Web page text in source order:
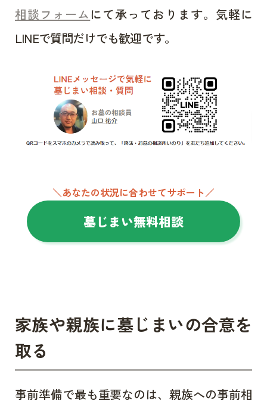
相談フォーム にて承っております。気軽に
LINEで質問だけでも歓迎です。
＼あなたの状況に合わせてサポート／
墓じまい無料相談
家族や親族に墓じまいの合意を
取る
事前準備で最も重要なのは、親族への事前相